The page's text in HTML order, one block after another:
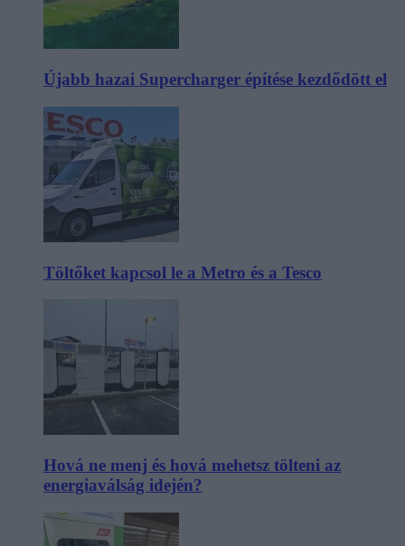
Újabb hazai Supercharger építése kezdődött el
Töltőket kapcsol le a Metro és a Tesco
Hová ne menj és hová mehetsz tölteni az
energiaválság idején?